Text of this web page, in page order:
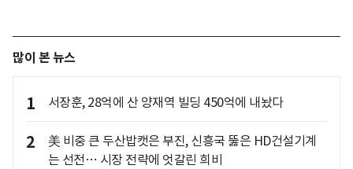
많이 본 뉴스
1 서장훈, 28억에 산 양재역 빌딩 450억에 내놨다
2
美 비중 큰 두산밥캣은 부진, 신흥국 뚫은 HD건설기계
는 선전… 시장 전략에 엇갈린 희비